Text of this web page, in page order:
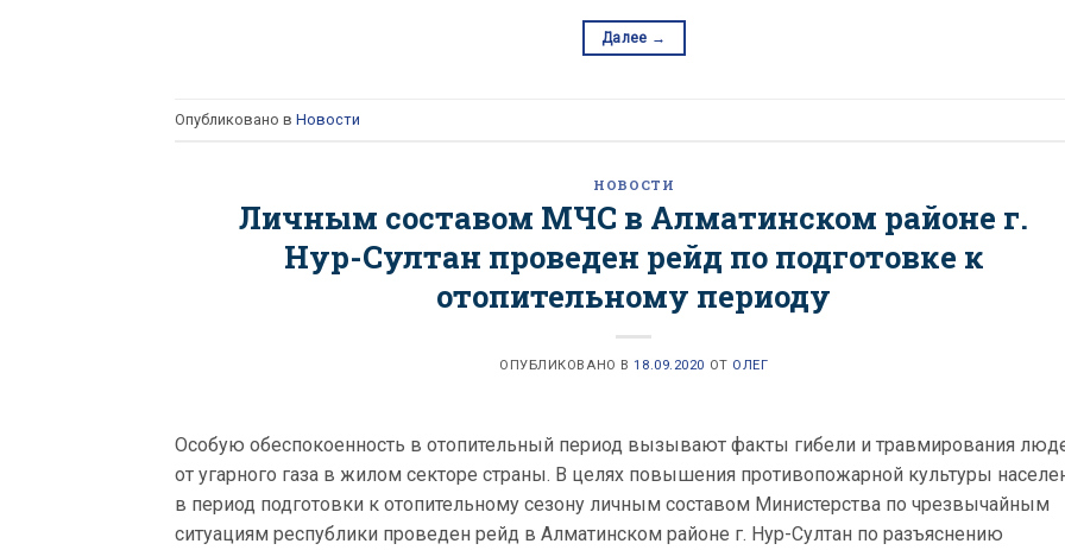
Далее →
Опубликовано в Новости
НОВОСТИ
Личным составом МЧС в Алматинском районе г.
Нур-Султан проведен рейд по подготовке к
отопительному периоду
ОПУБЛИКОВАНО В18.09.2020 ОТ ОЛЕГ
Особую обеспокоенность в отопительный период вызывают факты гибели и травмирования
от угарного газа в жилом секторе страны. В целях повышения противопожарной культуры
в период подготовки к отопительному сезону личным составом Министерства по чрезвычайным
ситуациям республики проведен рейд в Алматинском районе г. Нур-Султан по разъяснению